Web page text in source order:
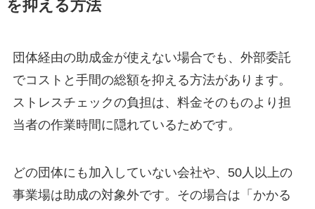
を抑える方法
団体経由の助成金が使えない場合でも、外部委託
でコストと手間の総額を抑える方法があります。
ストレスチェックの負担は、料金そのものより担
当者の作業時間に隠れているためです。
どの団体にも加入していない会社や、50人以上の
事業場は助成の対象外です。その場合は「かかる